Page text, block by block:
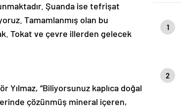
Şuanda ise tefrişat
Tamamlanmış olan bu
Tokat ve çevre illerden gelecek
Yılmaz, “Biliyorsunuz kaplıca doğal
çözünmüş mineral içeren,
1
2